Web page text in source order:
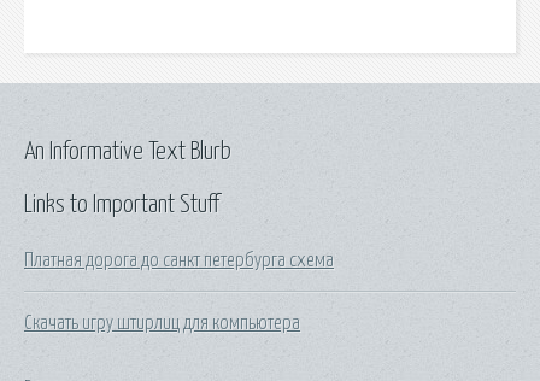
Links to Important Stuff
Платная дорога до санкт петербурга схема
Скачать игру штирлиц для компьютера
An Informative Text Blurb